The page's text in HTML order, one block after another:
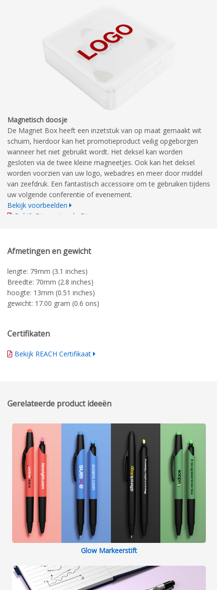
Magnetisch doosje
De Magnet Box heeft een inzetstuk van op maat gemaakt wit
schuim, hierdoor kan het promotieproduct veilig opgeborgen
wanneer het niet gebruikt wordt. Het deksel kan worden
gesloten via de twee kleine magneetjes. Ook kan het deksel
worden voorzien van uw logo, webadres en meer door middel
van zeefdruk. Een fantastisch accessoire om te gebruiken tijdens
uw volgende conferentie of evenement.
Bekijk voorbeelden
Bekijk Dimensionale Diagram
Afmetingen en gewicht
lengte: 79mm (3.1 inches)
Breedte: 70mm (2.8 inches)
hoogte: 13mm (0.51 inches)
gewicht: 17.00 gram (0.6 ons)
Certifikaten
Bekijk REACH Certifikaat
Gerelateerde product ideeën
Glow Markeerstift